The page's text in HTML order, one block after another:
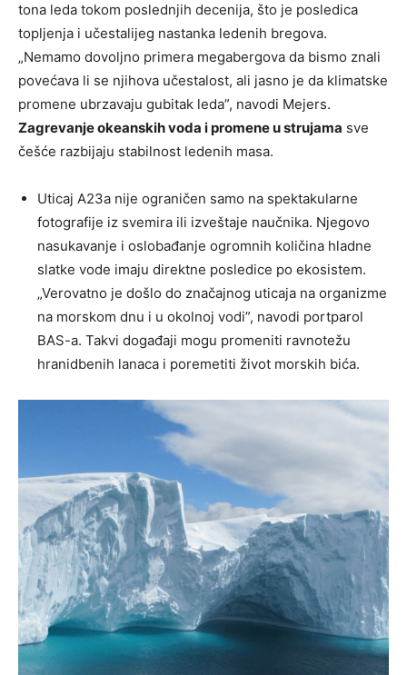
tona leda tokom poslednjih decenija, što je posledica
topljenja i učestalijeg nastanka ledenih bregova.
„Nemamo dovoljno primera megabergova da bismo znali
povećava li se njihova učestalost, ali jasno je da klimatske
promene ubrzavaju gubitak leda”, navodi Mejers.
Zagrevanje okeanskih voda i promene u strujama sve
češće razbijaju stabilnost ledenih masa.
Uticaj A23a nije ograničen samo na spektakularne
fotografije iz svemira ili izveštaje naučnika. Njegovo
nasukavanje i oslobađanje ogromnih količina hladne
slatke vode imaju direktne posledice po ekosistem.
„Verovatno je došlo do značajnog uticaja na organizme
na morskom dnu i u okolnoj vodi”, navodi portparol
BAS-a. Takvi događaji mogu promeniti ravnotežu
hranidbenih lanaca i poremetiti život morskih bića.